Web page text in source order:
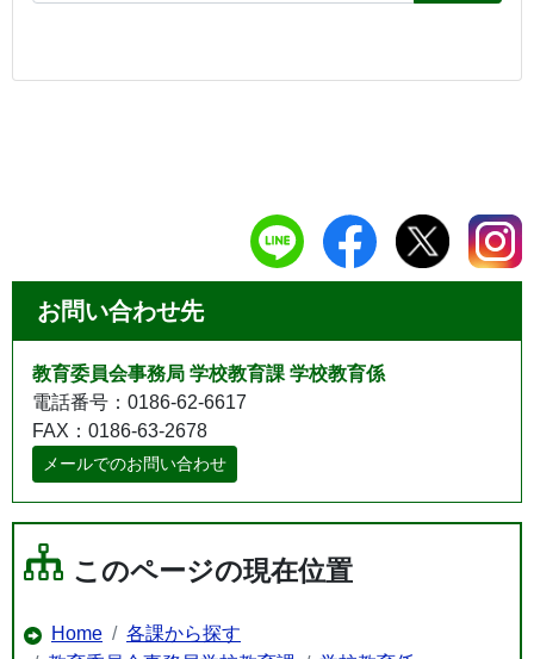
お問い合わせ先
教育委員会事務局 学校教育課 学校教育係
電話番号：0186-62-6617
FAX：0186-63-2678
メールでのお問い合わせ
このページの現在位置
Home
各課から探す